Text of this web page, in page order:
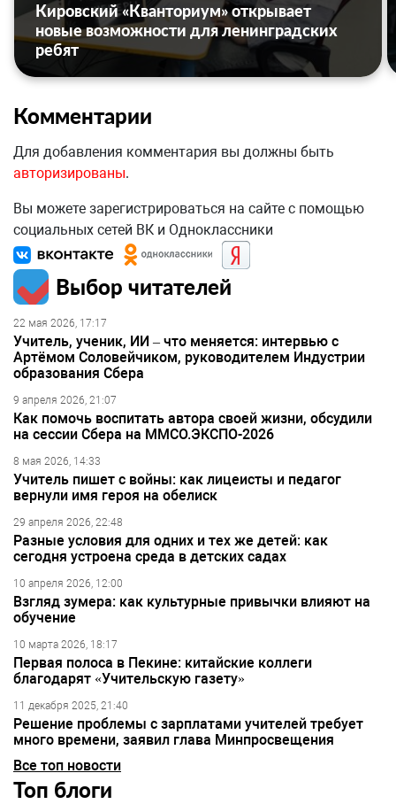
Кировский «Кванториум» открывает
новые возможности для ленинградских
ребят
Комментарии
Для добавления комментария вы должны быть
авторизированы.
Вы можете зарегистрироваться на сайте с помощью
социальных сетей ВК и Одноклассники
Выбор читателей
22 мая 2026, 17:17
Учитель, ученик, ИИ – что меняется: интервью с
Артёмом Соловейчиком, руководителем Индустрии
образования Сбера
9 апреля 2026, 21:07
Как помочь воспитать автора своей жизни, обсудили
на сессии Сбера на ММСО.ЭКСПО-2026
8 мая 2026, 14:33
Учитель пишет с войны: как лицеисты и педагог
вернули имя героя на обелиск
29 апреля 2026, 22:48
Разные условия для одних и тех же детей: как
сегодня устроена среда в детских садах
10 апреля 2026, 12:00
Взгляд зумера: как культурные привычки влияют на
обучение
10 марта 2026, 18:17
Первая полоса в Пекине: китайские коллеги
благодарят «Учительскую газету»
11 декабря 2025, 21:40
Решение проблемы с зарплатами учителей требует
много времени, заявил глава Минпросвещения
Все топ новости
Топ блоги